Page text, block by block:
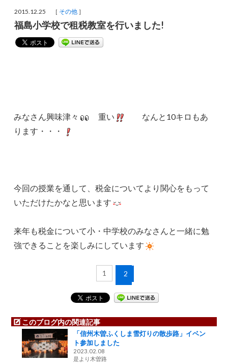
2015.12.25 ［ その他 ］
福島小学校で租税教室を行いました!
みなさん興味津々 重い
なんと10キロもあ
ります・・・
今回の授業を通して、税金についてより関心をもって
いただけたかなと思います
来年も税金について小・中学校のみなさんと一緒に勉
強できることを楽しみにしています
1 2
このブログ内の関連記事
「信州木曽ふくしま雪灯りの散歩路」イベン
ト参加しました
2023.02.08
是より木曽路